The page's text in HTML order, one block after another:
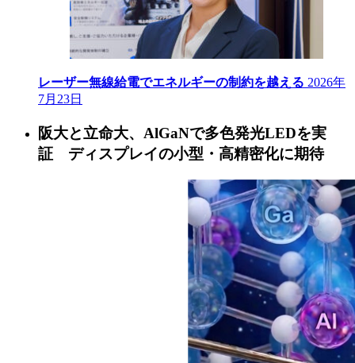
レーザー無線給電でエネルギーの制約を越える 2026年
7月23日
阪大と立命大、AlGaNで多色発光LEDを実
証 ディスプレイの小型・高精密化に期待